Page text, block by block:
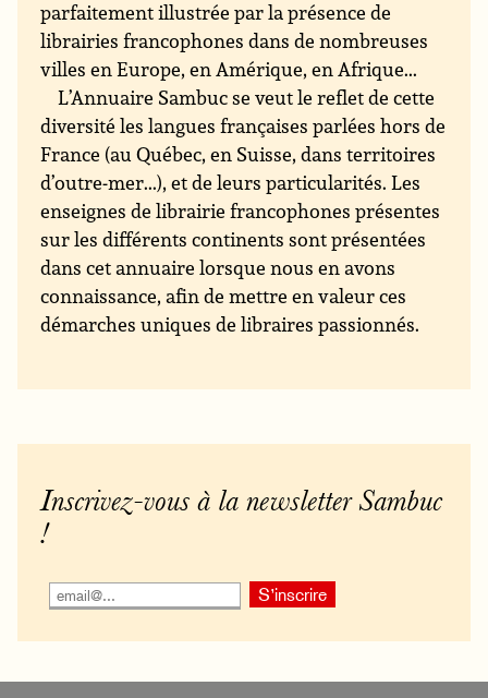
parfaitement illustrée par la présence de
librairies francophones dans de nombreuses
villes en Europe, en Amérique, en Afrique...
L’Annuaire Sambuc se veut le reflet de cette
diversité les langues françaises parlées hors de
France (au Québec, en Suisse, dans territoires
d’outre-mer...), et de leurs particularités. Les
enseignes de librairie francophones présentes
sur les différents continents sont présentées
dans cet annuaire lorsque nous en avons
connaissance, afin de mettre en valeur ces
démarches uniques de libraires passionnés.
Inscrivez-vous à la newsletter Sambuc
!